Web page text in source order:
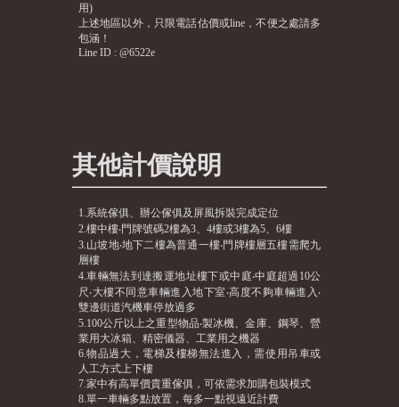
用)
上述地區以外，只限電話估價或line，不便之處請多
包涵！
Line ID : @6522e
其他計價說明
1.系統傢俱、辦公傢俱及屏風拆裝完成定位
2.樓中樓‧門牌號碼2樓為3、4樓或3樓為5、6樓
3.山坡地‧地下二樓為普通一樓‧門牌樓層五樓需爬九
層樓
4.車輛無法到達搬運地址樓下或中庭‧中庭超過10公
尺‧大樓不同意車輛進入地下室‧高度不夠車輛進入‧
雙邊街道汽機車停放過多
5.100公斤以上之重型物品‧製冰機、金庫、鋼琴、營
業用大冰箱、精密儀器、工業用之機器
6.物品過大，電梯及樓梯無法進入，需使用吊車或
人工方式上下樓
7.家中有高單價貴重傢俱，可依需求加購包裝模式
8.單一車輛多點放置，每多一點視遠近計費